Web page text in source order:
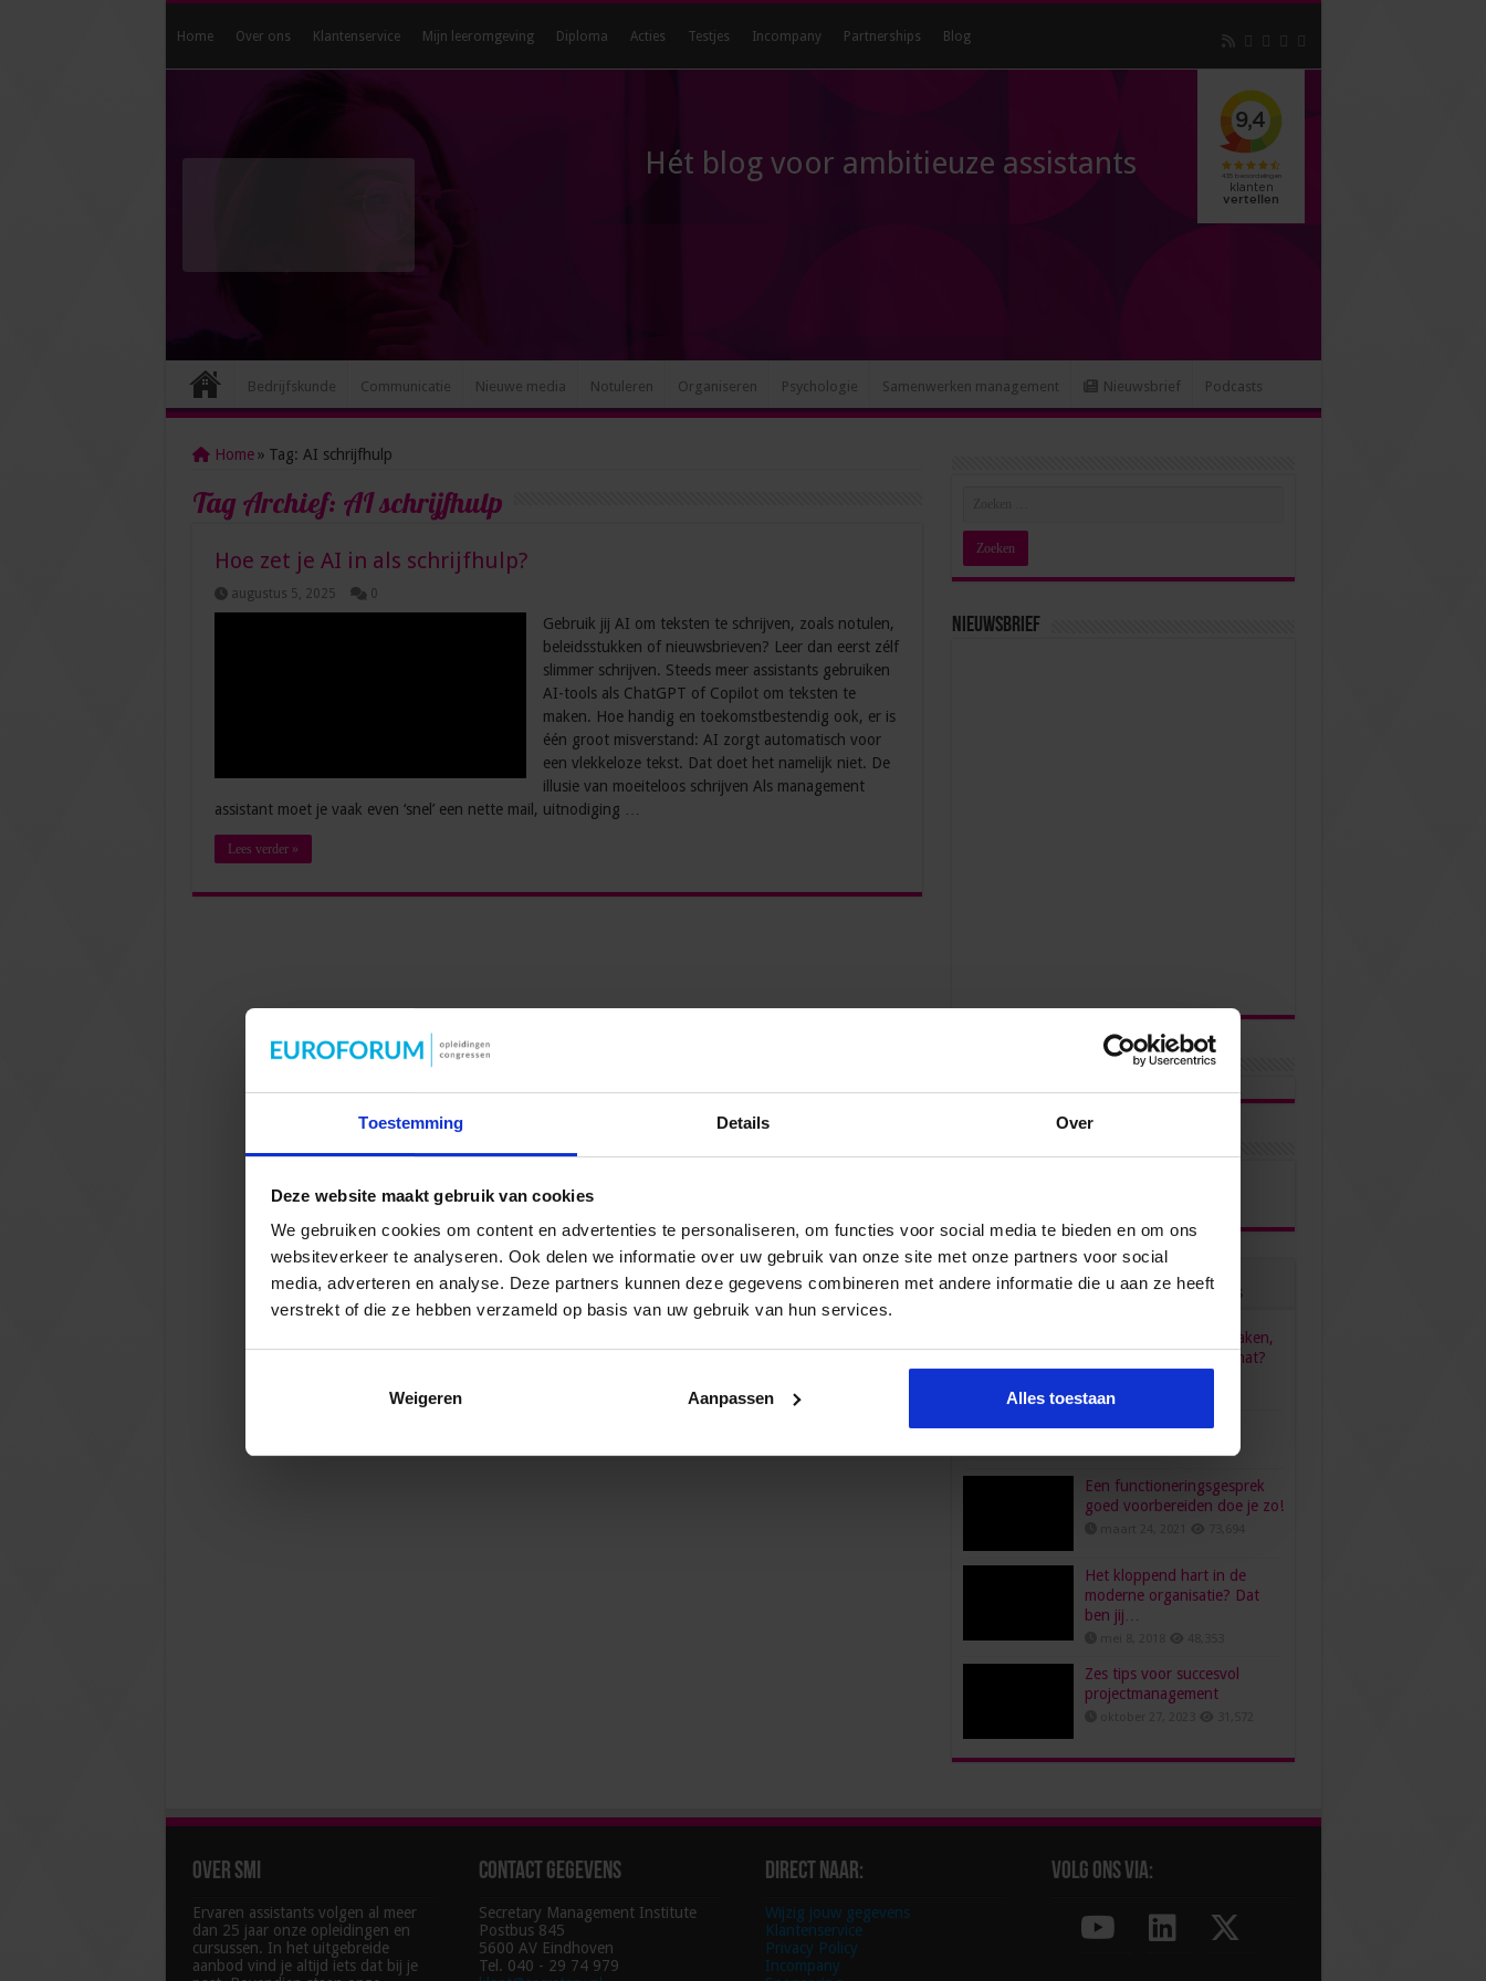
Toestemming Details Over
Deze website maakt gebruik van cookies
We gebruiken cookies om content en advertenties te personaliseren, om functies voor social media te bieden en om ons
websiteverkeer te analyseren. Ook delen we informatie over uw gebruik van onze site met onze partners voor social
media, adverteren en analyse. Deze partners kunnen deze gegevens combineren met andere informatie die u aan ze heeft
verstrekt of die ze hebben verzameld op basis van uw gebruik van hun services.
Weigeren Aanpassen Alles toestaan
Home Over ons Klantenservice Mijn leeromgeving Diploma Acties Testjes Incompany Partnerships Blog
Hét blog voor ambitieuze assistants
Bedrijfskunde Communicatie Nieuwe media Notuleren Organiseren Psychologie Samenwerken management Nieuwsbrief Podcasts
Home » Tag: AI schrijfhulp
Tag Archief: AI schrijfhulp
Hoe zet je AI in als schrijfhulp?
augustus 5, 2025 0
Gebruik jij AI om teksten te schrijven, zoals notulen,
beleidsstukken of nieuwsbrieven? Leer dan eerst zélf
slimmer schrijven. Steeds meer assistants gebruiken
AI-tools als ChatGPT of Copilot om teksten te
maken. Hoe handig en toekomstbestendig ook, er is
één groot misverstand: AI zorgt automatisch voor
een vlekkeloze tekst. Dat doet het namelijk niet. De
illusie van moeiteloos schrijven Als management
assistant moet je vaak even ‘snel’ een nette mail, uitnodiging …
Lees verder »
Nieuwsbrief
Populair Recent Reacties Tags
HR, HRM, personeelszaken,
P&O… Is het één pot nat?
Wat verdient een secretaresse?
Een functioneringsgesprek
goed voorbereiden doe je zo!
Het kloppend hart in de
moderne organisatie? Dat
ben jij…
Zes tips voor succesvol
projectmanagement
Over SMI
Ervaren assistants volgen al meer
dan 25 jaar onze opleidingen en
cursussen. In het uitgebreide
aanbod vind je altijd iets dat bij je
Contact gegevens
Secretary Management Institute
Postbus 845
5600 AV Eindhoven
Tel. 040 - 29 74 979
Direct naar:
Wijzig jouw gegevens
Klantenservice
Privacy Policy
Incompany
Volg ons via: